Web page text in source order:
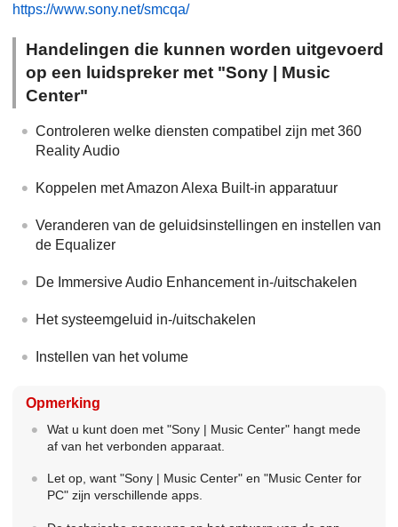
https://www.sony.net/smcqa/
Handelingen die kunnen worden uitgevoerd
op een luidspreker met "Sony | Music
Center"
Controleren welke diensten compatibel zijn met 360
Reality Audio
Koppelen met Amazon Alexa Built-in apparatuur
Veranderen van de geluidsinstellingen en instellen van
de Equalizer
De Immersive Audio Enhancement in-/uitschakelen
Het systeemgeluid in-/uitschakelen
Instellen van het volume
Opmerking
Wat u kunt doen met "Sony | Music Center" hangt mede
af van het verbonden apparaat.
Let op, want "Sony | Music Center" en "Music Center for
PC" zijn verschillende apps.